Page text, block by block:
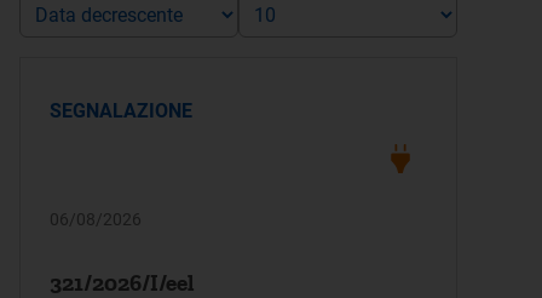
SEGNALAZIONE
06/08/2026
321/2026/I/eel